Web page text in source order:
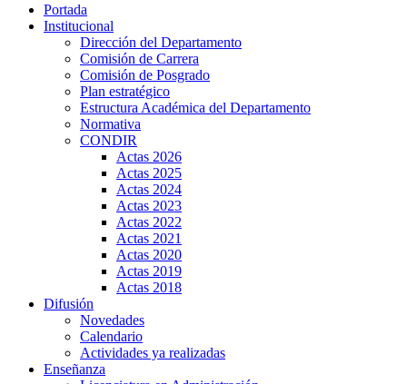
Portada
Institucional
Dirección del Departamento
Comisión de Carrera
Comisión de Posgrado
Plan estratégico
Estructura Académica del Departamento
Normativa
CONDIR
Actas 2026
Actas 2025
Actas 2024
Actas 2023
Actas 2022
Actas 2021
Actas 2020
Actas 2019
Actas 2018
Difusión
Novedades
Calendario
Actividades ya realizadas
Enseñanza